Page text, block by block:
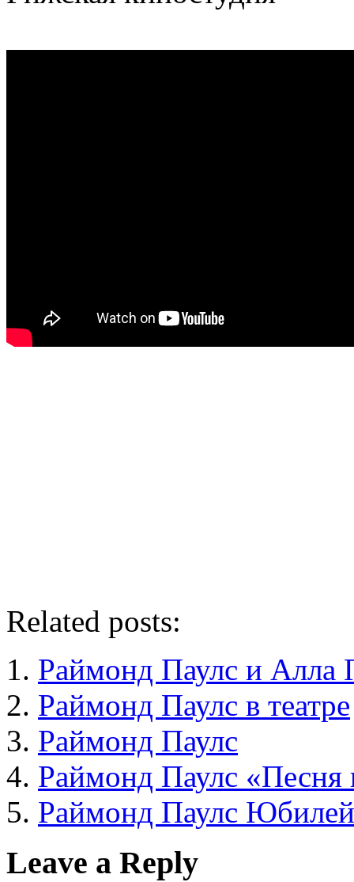
Related posts:
Раймонд Паулс и Алла
Раймонд Паулс в театре
Раймонд Паулс
Раймонд Паулс «Песня
Раймонд Паулс
Leave a Reply